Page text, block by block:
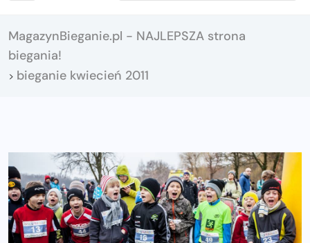
MagazynBieganie.pl - NAJLEPSZA strona
biegania!
> bieganie kwiecień 2011